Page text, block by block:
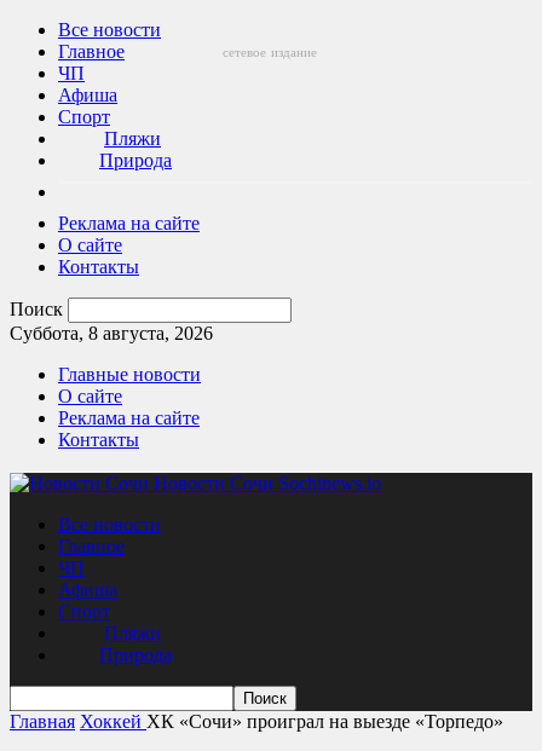
Все новости
Главное
ЧП
Афиша
Спорт
Пляжи
Природа
Реклама на сайте
О сайте
Контакты
Поиск
Суббота, 8 августа, 2026
Главные новости
О сайте
Реклама на сайте
Контакты
Новости Сочи Sochinews.io
сетевое издание
Все новости
Главное
ЧП
Афиша
Спорт
Пляжи
Природа
Главная Хоккей ХК «Сочи» проиграл на выезде «Торпедо»